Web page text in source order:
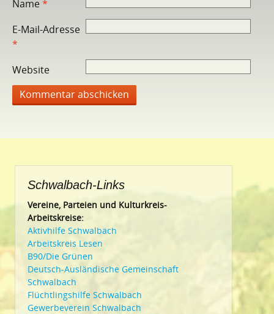
Name*
E-Mail-Adresse
*
Website
Schwalbach-Links
Vereine, Parteien und Kulturkreis-
Arbeitskreise:
Aktivhilfe Schwalbach
Arbeitskreis Lesen
B90/Die Grünen
Deutsch-Ausländische Gemeinschaft
Schwalbach
Flüchtlingshilfe Schwalbach
Gewerbeverein Schwalbach